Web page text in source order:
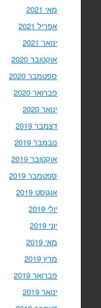
מאי 2021
אפריל 2021
ינואר 2021
אוקטובר 2020
ספטמבר 2020
פברואר 2020
ינואר 2020
דצמבר 2019
נובמבר 2019
אוקטובר 2019
ספטמבר 2019
אוגוסט 2019
יולי 2019
יוני 2019
מאי 2019
מרץ 2019
פברואר 2019
ינואר 2019